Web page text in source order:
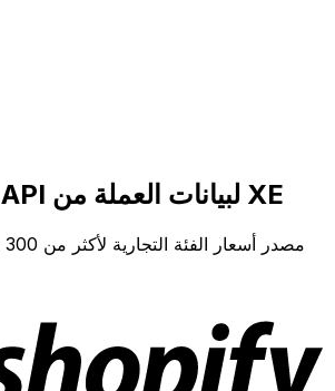
واجهة البرامج API لبيانات العملة من XE